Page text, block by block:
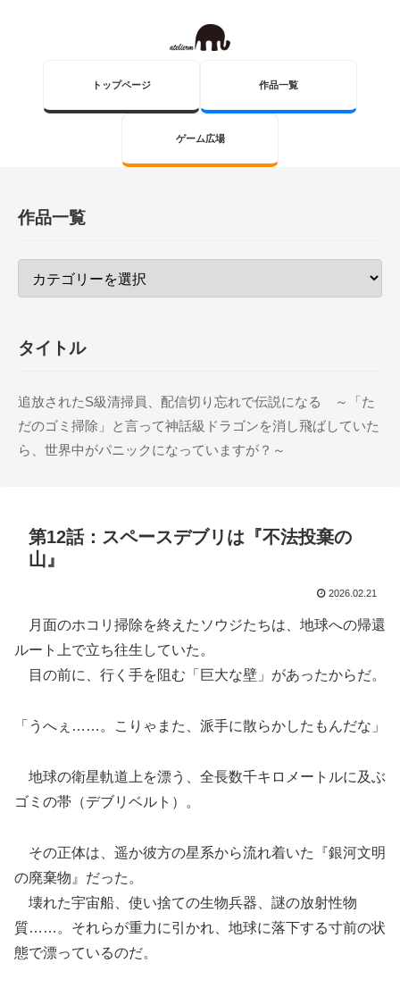
トップページ 作品一覧
ゲーム広場
作品一覧
タイトル
追放されたS級清掃員、配信切り忘れで伝説になる ～「た
だのゴミ掃除」と言って神話級ドラゴンを消し飛ばしていた
ら、世界中がパニックになっていますが？～
第12話：スペースデブリは『不法投棄の
山』
2026.02.21
月面のホコリ掃除を終えたソウジたちは、地球への帰還
ルート上で立ち往生していた。
目の前に、行く手を阻む「巨大な壁」があったからだ。
「うへぇ……。こりゃまた、派手に散らかしたもんだな」
地球の衛星軌道上を漂う、全長数千キロメートルに及ぶ
ゴミの帯（デブリベルト）。
その正体は、遥か彼方の星系から流れ着いた『銀河文明
の廃棄物』だった。
壊れた宇宙船、使い捨ての生物兵器、謎の放射性物
質……。それらが重力に引かれ、地球に落下する寸前の状
態で漂っているのだ。